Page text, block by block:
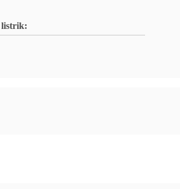
listrik: